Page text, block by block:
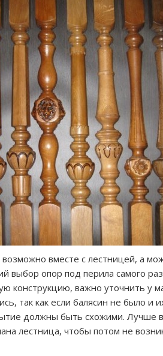
вместе с лестницей, а
выбор опор под перила самого
конструкцию, важно уточнить у
так как если балясин не было и
должны быть схожими. Лучше
лестница, чтобы потом не